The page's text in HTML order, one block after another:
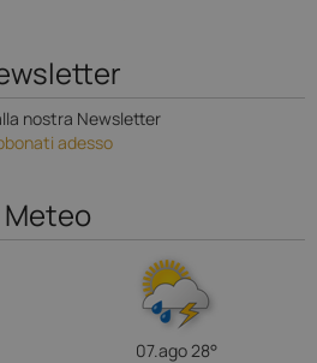
nostra Newsletter
adesso
Meteo
07.ago28°